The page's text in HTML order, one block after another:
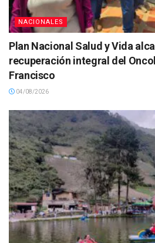
NACIONALES
Plan Nacional Salud y Vida
recuperación integral del
Francisco
04/08/2026